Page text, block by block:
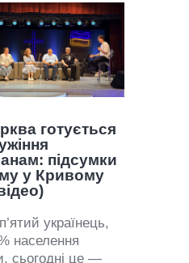
готується
підсумки
у Кривому
українець,
населення
сьогодні це —